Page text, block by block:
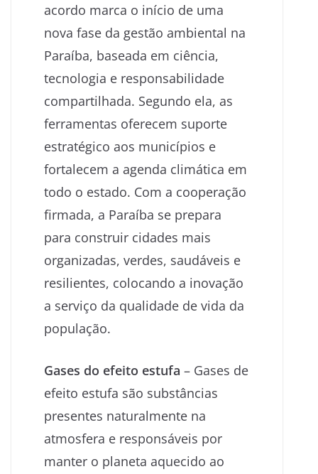
acordo marca o início de uma
nova fase da gestão ambiental na
Paraíba, baseada em ciência,
tecnologia e responsabilidade
compartilhada. Segundo ela, as
ferramentas oferecem suporte
estratégico aos municípios e
fortalecem a agenda climática em
todo o estado. Com a cooperação
firmada, a Paraíba se prepara
para construir cidades mais
organizadas, verdes, saudáveis e
resilientes, colocando a inovação
a serviço da qualidade de vida da
população.
Gases do efeito estufa – Gases de
efeito estufa são substâncias
presentes naturalmente na
atmosfera e responsáveis por
manter o planeta aquecido ao